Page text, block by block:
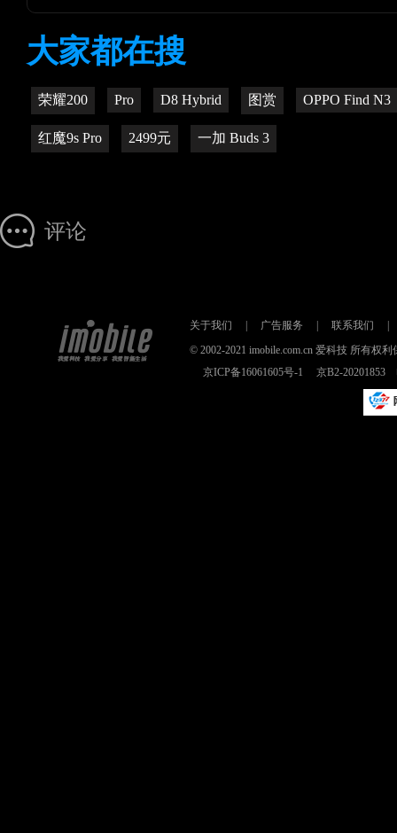
大家都在搜
荣耀200 Pro D8 Hybrid 图赏 OPPO Find N3
红魔9s Pro 2499元 一加 Buds 3
评论
关于我们 广告服务 联系我们
© 2002-2021 imobile.com.cn 爱科技 所有权
京ICP备16061605号-1
京B2-20201853